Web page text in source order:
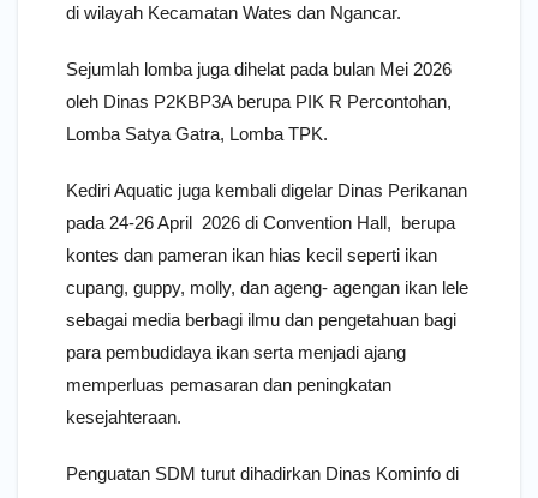
di wilayah Kecamatan Wates dan Ngancar.
Sejumlah lomba juga dihelat pada bulan Mei 2026
oleh Dinas P2KBP3A berupa PIK R Percontohan,
Lomba Satya Gatra, Lomba TPK.
Kediri Aquatic juga kembali digelar Dinas Perikanan
pada 24-26 April 2026 di Convention Hall, berupa
kontes dan pameran ikan hias kecil seperti ikan
cupang, guppy, molly, dan ageng- agengan ikan lele
sebagai media berbagi ilmu dan pengetahuan bagi
para pembudidaya ikan serta menjadi ajang
memperluas pemasaran dan peningkatan
kesejahteraan.
Penguatan SDM turut dihadirkan Dinas Kominfo di